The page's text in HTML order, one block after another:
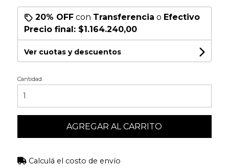
20% OFFcon Transferencia o Efectivo
Precio final: $1.164.240,00
Ver cuotas y descuentos
Cantidad
AGREGAR AL CARRITO
Calculá el costo de envío